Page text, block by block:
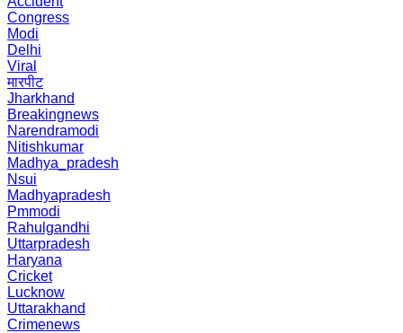
Congress
Modi
Delhi
Viral
मारपीट
Jharkhand
Breakingnews
Narendramodi
Nitishkumar
Madhya_pradesh
Nsui
Madhyapradesh
Pmmodi
Rahulgandhi
Uttarpradesh
Haryana
Cricket
Lucknow
Uttarakhand
Crimenews